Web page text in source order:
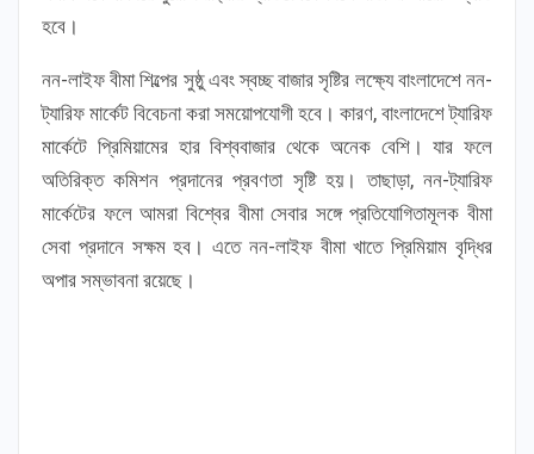
হবে।
নন-লাইফ বীমা শিল্পের সুষ্ঠু এবং স্বচ্ছ বাজার সৃষ্টির লক্ষ্যে বাংলাদেশে নন-
ট্যারিফ মার্কেট বিবেচনা করা সময়োপযোগী হবে। কারণ, বাংলাদেশে ট্যারিফ
মার্কেটে প্রিমিয়ামের হার বিশ্ববাজার থেকে অনেক বেশি। যার ফলে
অতিরিক্ত কমিশন প্রদানের প্রবণতা সৃষ্টি হয়। তাছাড়া, নন-ট্যারিফ
মার্কেটের ফলে আমরা বিশ্বের বীমা সেবার সঙ্গে প্রতিযোগিতামূলক বীমা
সেবা প্রদানে সক্ষম হব। এতে নন-লাইফ বীমা খাতে প্রিমিয়াম বৃদ্ধির
অপার সম্ভাবনা রয়েছে।